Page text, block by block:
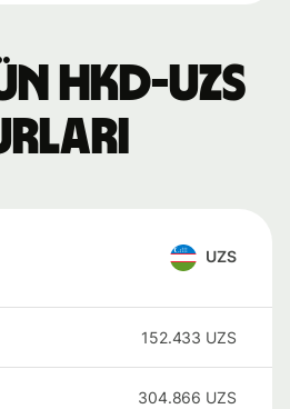
HKD-UZS
UZS
152.433 UZS
304.866 UZS